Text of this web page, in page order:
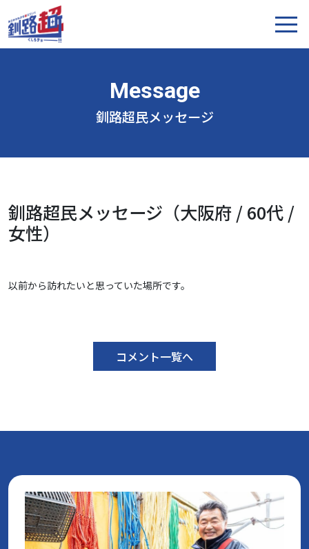
釧路超民メッセージ
釧路超民メッセージ（大阪府 / 60代 /
女性）
以前から訪れたいと思っていた場所です。
コメント一覧へ